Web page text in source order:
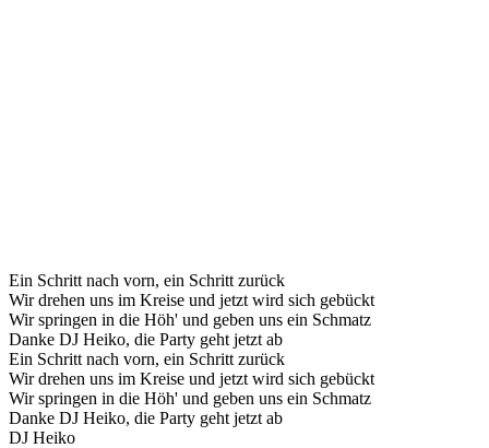
Ein Schritt nach vorn, ein Schritt zurück
Wir drehen uns im Kreise und jetzt wird sich gebückt
Wir springen in die Höh' und geben uns ein Schmatz
Danke DJ Heiko, die Party geht jetzt ab
Ein Schritt nach vorn, ein Schritt zurück
Wir drehen uns im Kreise und jetzt wird sich gebückt
Wir springen in die Höh' und geben uns ein Schmatz
Danke DJ Heiko, die Party geht jetzt ab
DJ Heiko